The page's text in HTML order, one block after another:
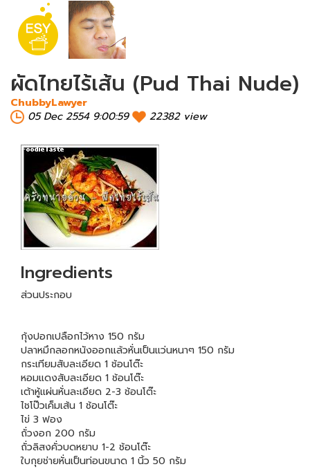
ผัดไทยไร้เส้น (Pud Thai Nude)
ChubbyLawyer
05 Dec 2554 9:00:59
22382 view
Ingredients
ส่วนประกอบ
กุ้งปอกเปลือกไว้หาง 150 กรัม
ปลาหมึกลอกหนังออกแล้วหั่นเป็นแว่นหนาๆ 150 กรัม
กระเทียมสับละเอียด 1 ช้อนโต๊ะ
หอมแดงสับละเอียด 1 ช้อนโต๊ะ
เต้าหู้แผ่นหั่นละเอียด 2-3 ช้อนโต๊ะ
ไชโป๊วเค็มเส้น 1 ช้อนโต๊ะ
ไข่ 3 ฟอง
ถั่วงอก 200 กรัม
ถั่วลิสงคั่วบดหยาบ 1-2 ช้อนโต๊ะ
ใบกุยช่ายหั่นเป็นท่อนขนาด 1 นิ้ว 50 กรัม